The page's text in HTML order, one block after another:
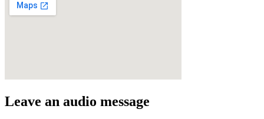
Leave an audio message